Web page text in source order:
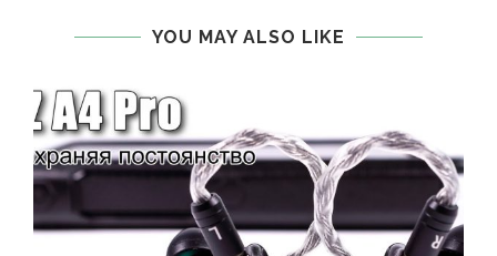
YOU MAY ALSO LIKE